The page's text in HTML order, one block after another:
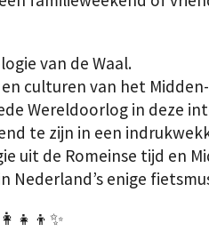
van de Waal.
culturen van het
Wereldoorlog in deze
te zijn in een
uit de Romeinse tijd en
Nederland’s enige